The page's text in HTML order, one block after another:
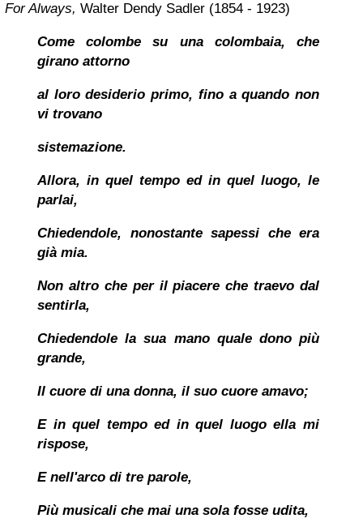
For Always, Walter Dendy Sadler (1854 - 1923)
Come colombe su una colombaia, che
girano attorno
al loro desiderio primo, fino a quando non
vi trovano
sistemazione.
Allora, in quel tempo ed in quel luogo, le
parlai,
Chiedendole, nonostante sapessi che era
già mia.
Non altro che per il piacere che traevo dal
sentirla,
Chiedendolela sua mano quale dono più
grande,
Il cuore di una donna, il suo cuore amavo;
E in quel tempo ed in quel luogo ella mi
rispose,
E nell'arco di tre parole,
Più musicali che mai una sola fosse udita,